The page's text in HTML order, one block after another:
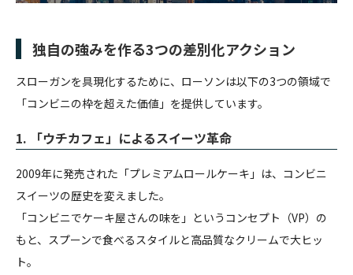
独自の強みを作る3つの差別化アクション
スローガンを具現化するために、ローソンは以下の3つの領域で
「コンビニの枠を超えた価値」を提供しています。
1. 「ウチカフェ」によるスイーツ革命
2009年に発売された「プレミアムロールケーキ」は、コンビニ
スイーツの歴史を変えました。
「コンビニでケーキ屋さんの味を」というコンセプト（VP）の
もと、スプーンで食べるスタイルと高品質なクリームで大ヒッ
ト。